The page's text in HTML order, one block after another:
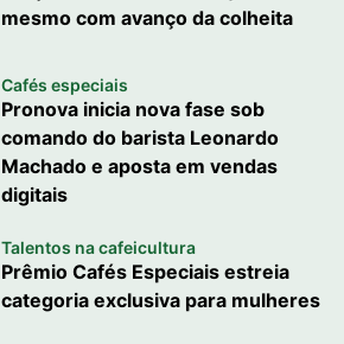
mesmo com avanço da colheita
Cafés especiais
Pronova inicia nova fase sob
comando do barista Leonardo
Machado e aposta em vendas
digitais
Talentos na cafeicultura
Prêmio Cafés Especiais estreia
categoria exclusiva para mulheres